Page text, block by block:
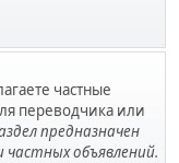
частные
переводчика или
предназначен
объявлений.